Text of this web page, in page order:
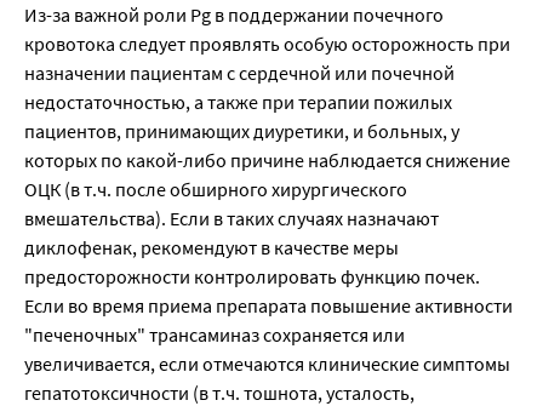
Из-за важной роли Pg в поддержании почечного
кровотока следует проявлять особую осторож­ность при
назначении пациентам с сердечной или почечной
недостаточностью, а также при те­рапии пожилых
пациентов, принимающих диуретики, и больных, у
которых по какой-либо при­чине наблюдается снижение
ОЦК (в т.ч. после обширного хирургического
вмешательства). Если в таких случаях назначают
диклофенак, рекомендуют в качестве меры
предосторожности кон­тролировать функцию почек.
Если во время приема препарата повышение активности
"печеночных" трансаминаз сохраняется или
увеличивается, если отмечаются клинические симптомы
гепатотоксичности (в т.ч. тошнота, усталость,